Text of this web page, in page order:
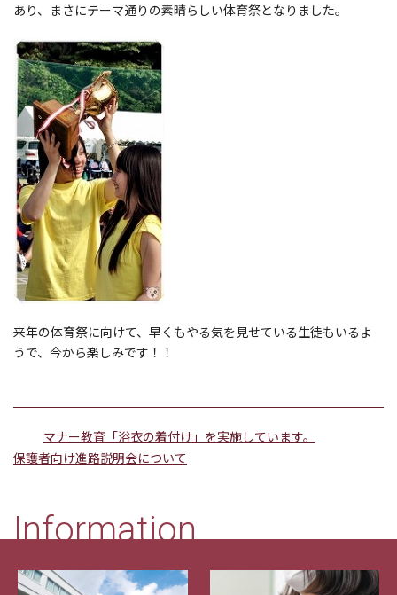
あり、まさにテーマ通りの素晴らしい体育祭となりました。
来年の体育祭に向けて、早くもやる気を見せている生徒もいるよ
うで、今から楽しみです！！
マナー教育「浴衣の着付け」を実施しています。
保護者向け進路説明会について
Information